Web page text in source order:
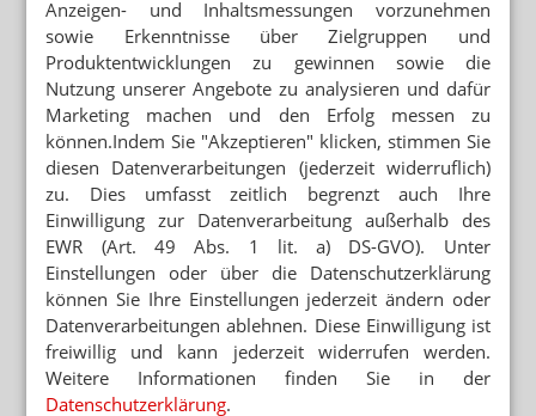
Anzeigen- und Inhaltsmessungen vorzunehmen
sowie Erkenntnisse über Zielgruppen und
Produktentwicklungen zu gewinnen sowie die
Nutzung unserer Angebote zu analysieren und dafür
Marketing machen und den Erfolg messen zu
können.Indem Sie "Akzeptieren" klicken, stimmen Sie
diesen Datenverarbeitungen (jederzeit widerruflich)
zu. Dies umfasst zeitlich begrenzt auch Ihre
Einwilligung zur Datenverarbeitung außerhalb des
EWR (Art. 49 Abs. 1 lit. a) DS-GVO). Unter
Einstellungen oder über die Datenschutzerklärung
können Sie Ihre Einstellungen jederzeit ändern oder
Datenverarbeitungen ablehnen. Diese Einwilligung ist
freiwillig und kann jederzeit widerrufen werden.
Weitere Informationen finden Sie in der
Datenschutzerklärung.